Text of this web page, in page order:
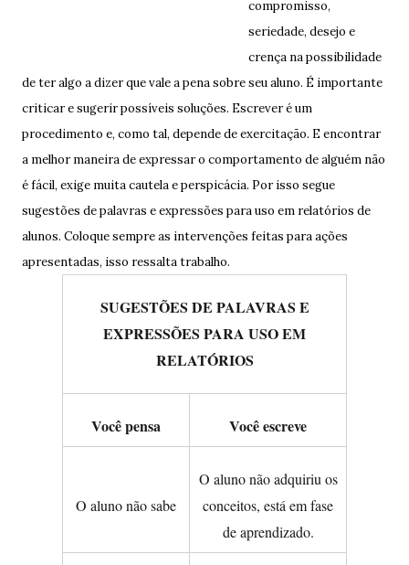
compromisso,
seriedade, desejo e
crença na possibilidade
de ter algo a dizer que vale a pena sobre seu aluno. É importante
criticar e sugerir possíveis soluções. Escrever é um
procedimento e, como tal, depende de exercitação. E encontrar
a melhor maneira de expressar o comportamento de alguém não
é fácil, exige muita cautela e perspicácia. Por isso segue
sugestões de palavras e expressões para uso em relatórios de
alunos. Coloque sempre as intervenções feitas para ações
apresentadas, isso ressalta trabalho.
SUGESTÕES DE PALAVRAS E
EXPRESSÕES PARA USO EM
RELATÓRIOS
Você pensa Você escreve
O aluno não sabe
O aluno não adquiriu os
conceitos, está em fase
de aprendizado.